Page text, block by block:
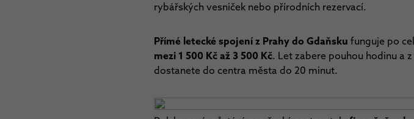
rybářských vesniček nebo přírodních rezervací.
Přímé letecké spojení z Prahy do Gdaňsku funguje po
mezi 1 500 Kč až 3 500 Kč. Let zabere pouhou hodinu a
dostanete do centra města do 20 minut.